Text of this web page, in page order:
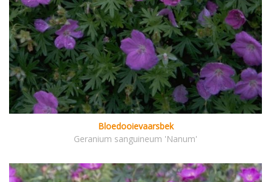
Bloedooievaarsbek
Geranium sanguineum 'Nanum'